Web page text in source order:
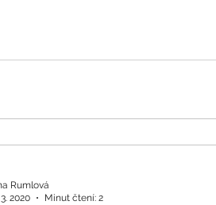
Rumlová
2020
Minut čtení: 2